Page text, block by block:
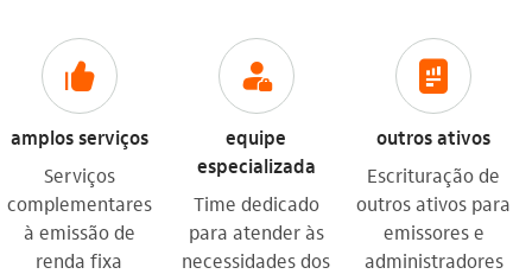
icon-itaufonts_curtir
amplos serviços
Serviços
complementares
à emissão de
renda fixa
icon-itaufonts_gerente
equipe
especializada
Time dedicado
para atender às
necessidades dos
icon-itaufonts_relatorios_financeiros
outros ativos
Escrituração de
outros ativos para
emissores e
administradores